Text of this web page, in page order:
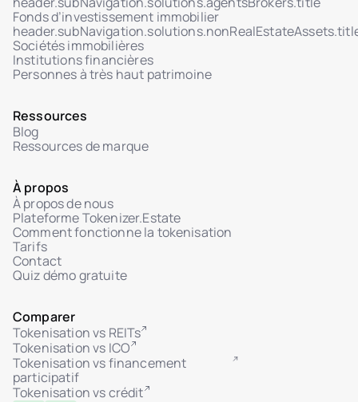
Fonds d’investissement immobilier
Sociétés immobilières
Institutions financières
Personnes à très haut patrimoine
Ressources
Blog
Ressources de marque
À propos
À propos de nous
Plateforme Tokenizer.Estate
Comment fonctionne la tokenisation
Tarifs
Contact
Quiz démo gratuite
Comparer
Tokenisation vs REITs
Tokenisation vs ICO
Tokenisation vs financement
participatif
Tokenisation vs crédit